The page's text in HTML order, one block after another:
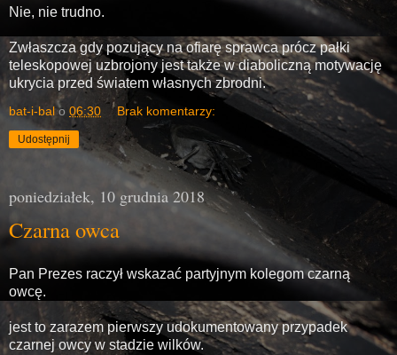
Nie, nie trudno.
Zwłaszcza gdy pozujący na ofiarę sprawca prócz pałki
teleskopowej uzbrojony jest także w diaboliczną motywację
ukrycia przed światem własnych zbrodni.
bat-i-bal o 06:30 Brak komentarzy:
Udostępnij
poniedziałek, 10 grudnia 2018
Czarna owca
Pan Prezes raczył wskazać partyjnym kolegom czarną
owcę.
jest to zarazem pierwszy udokumentowany przypadek
czarnej owcy w stadzie wilków.